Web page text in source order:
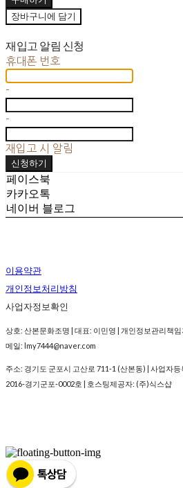
장바구니에 담기
재입고 알림 신청
휴대폰 번호
-
-
재입고 시 알림
신청하기
페이스북
카카오톡
네이버 블로그
이용약관
개인정보처리방침
사업자정보확인
상호: 산본문화조명 | 대표: 이민영 | 개인정보관리책
메일: lmy7444@naver.com
주소: 경기도 군포시 고산로 711-1 (산본동) | 사업자등
2016-경기군포-0002호 | 호스팅제공자: (주)식스샵